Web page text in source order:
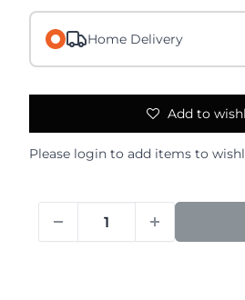
Home Delivery
Add to
Please login to add items to